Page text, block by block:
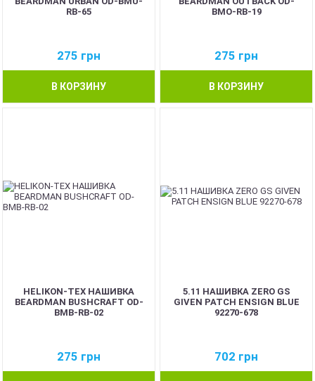
RB-65
275 грн
В КОРЗИНУ
BMO-RB-19
275 грн
В КОРЗИНУ
HELIKON-TEX НАШИВКА
BEARDMAN BUSHCRAFT OD-
BMB-RB-02
275 грн
5.11 НАШИВКА ZERO GS
GIVEN PATCH ENSIGN BLUE
92270-678
702 грн